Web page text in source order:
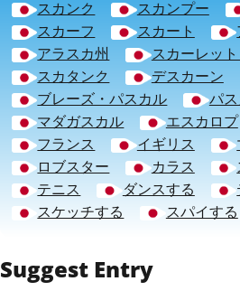
スカンク スカンプー
スカーフ
スカート
アラスカ州
スカーレッ
スカタンク
デスカーン
ブレーズ・パスカル
パ
マダガスカル
エスカロプ
フランス
イギリス
ロブスター
カラス
テニス
ダンスする
スケッチする
スパイする
Suggest Entry